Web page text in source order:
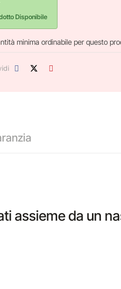
Disponibile
minima ordinabile per questo
assieme da un